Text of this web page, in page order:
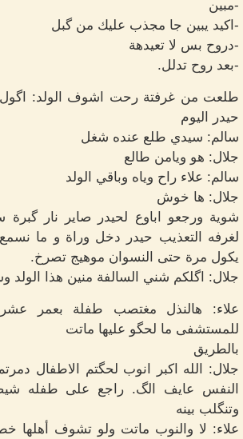
-مبين
-اكيد يبين جا مجذب عليك من گبل
-دروح بس لا تعيدهة
-بعد روح تدلل.
طلعت من غرفتة رحت اشوف الولد:
حيدر اليوم
سالم: سيدي طلع عنده شغل
جلال: هو ويامن طالع
سالم: علاء راح وياه وباقي الولد
جلال: ها خوش
شوية ورجعو اباوع لحيدر صاير نار گبرة
لغرفه التعذيب حيدر دخل وراة و ما
يکول مرة حتى النسوان موهيج تصرخ.
جلال: اگلكم شني السالفة منين هذا الولد
علاء: هالنذل مغتصب طفلة بعمر عشر
للمستشفى ما لحگو عليها ماتت
بالطريق
جلال: الله اكبر انوب لحگتم الاطفال
النفس عايف الگ. راجع على طفله
وتنگلب بينه
علاء: لا والنوب ماتت ولو تشوف أهلها